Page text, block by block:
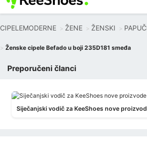
CIPELEMODERNE ŽENE ŽENSKI
Ženske cipele Befado u boji 235D181 smeđa
Preporučeni članci
Siječanjski vodič za KeeShoes nove